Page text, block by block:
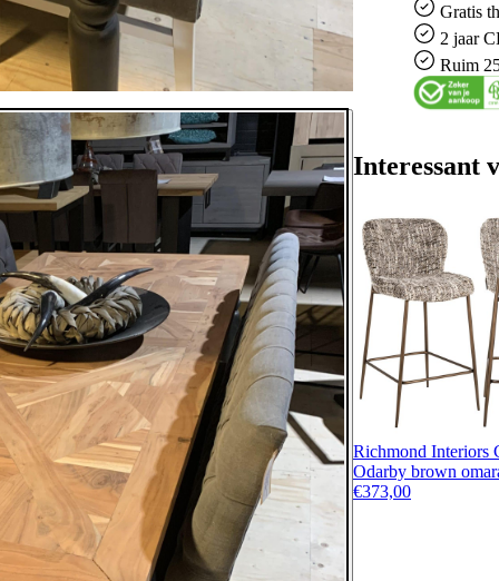
Gratis
2 jaar
Ruim
Interessant
Richmond Interiors
Odarby brown
€373,00